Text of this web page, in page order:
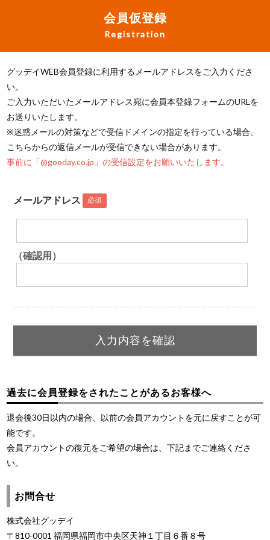
会員仮登録
Registration
グッデイWEB会員登録に利用するメールアドレスをご入力くださ
い。
ご入力いただいたメールアドレス宛に会員本登録フォームのURLを
お送りいたします。
※迷惑メールの対策などで受信ドメインの指定を行っている場合、
こちらからの返信メールが受信できない場合があります。
事前に「@gooday.co.jp」の受信設定をお願いいたします。
メールアドレス 必須
（確認用）
過去に会員登録をされたことがあるお客様へ
退会後30日以内の場合、以前の会員アカウントを元に戻すことが可
能です。
会員アカウントの復元をご希望の場合は、下記までご連絡くださ
い。
お問合せ
株式会社グッデイ
〒810-0001 福岡県福岡市中央区天神１丁目６番８号